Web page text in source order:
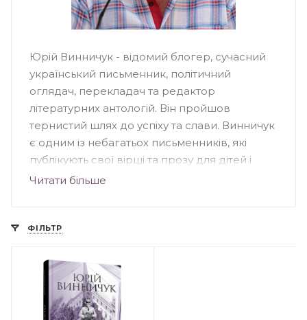
Юрій Винничук - відомий блогер, сучасний
український письменник, політичний
оглядач, перекладач та редактор
літературних антологій. Він пройшов
тернистий шлях до успіху та слави. Винничук
є одним із небагатьох письменників, які
публікують свої вірші та прозу для дітей і
дорослих виключно українською мовою.
важливих політичних подій, що відбуваються
Біографія
Юрій Винничук народився в Івано-
Читати більше
ФІЛЬТР